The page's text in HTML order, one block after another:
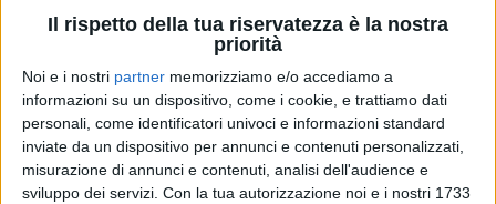
Il rispetto della tua riservatezza è la nostra
priorità
Noi e i nostri partner memorizziamo e/o accediamo a
informazioni su un dispositivo, come i cookie, e trattiamo dati
personali, come identificatori univoci e informazioni standard
inviate da un dispositivo per annunci e contenuti personalizzati,
misurazione di annunci e contenuti, analisi dell'audience e
sviluppo dei servizi. Con la tua autorizzazione noi e i nostri 1733